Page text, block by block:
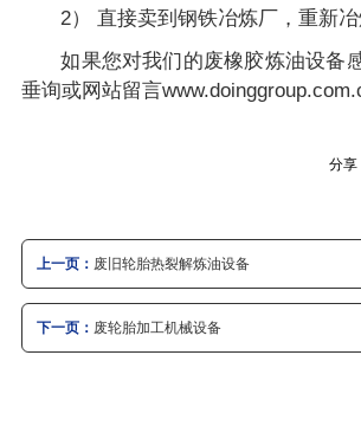
2） 直接卖到钢铁冶炼厂，重新
如果您对我们的废橡胶炼油设备
垂询或网站留言
分享
上一页： 废旧轮胎热裂解炼油设备
下一页： 废轮胎加工机械设备